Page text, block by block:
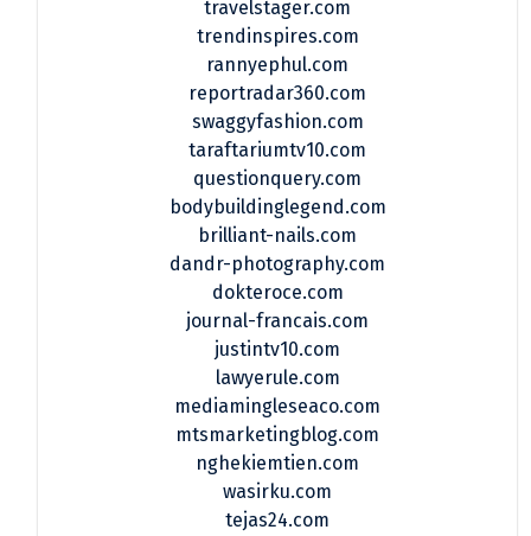
travelstager.com
trendinspires.com
rannyephul.com
reportradar360.com
swaggyfashion.com
taraftariumtv10.com
questionquery.com
bodybuildinglegend.com
brilliant-nails.com
dandr-photography.com
dokteroce.com
journal-francais.com
justintv10.com
lawyerule.com
mediamingleseaco.com
mtsmarketingblog.com
nghekiemtien.com
wasirku.com
tejas24.com